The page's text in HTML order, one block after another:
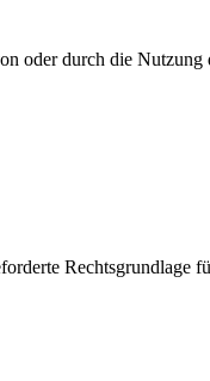
oder durch die Nutzung
Rechtsgrundlage